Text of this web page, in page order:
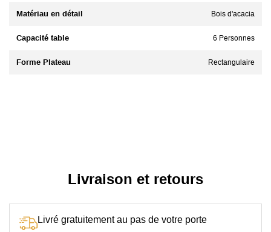
Matériau en détail Bois d'acacia
Capacité table 6 Personnes
Forme Plateau Rectangulaire
Livraison et retours
Livré gratuitement au pas de votre porte